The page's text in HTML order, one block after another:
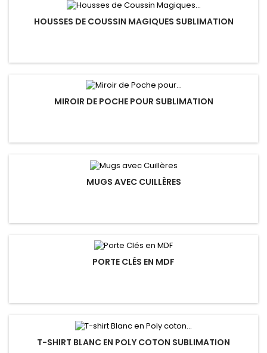
HOUSSES DE COUSSIN MAGIQUES SUBLIMATION
MIROIR DE POCHE POUR SUBLIMATION
MUGS AVEC CUILLÈRES
PORTE CLÉS EN MDF
T-SHIRT BLANC EN POLY COTON SUBLIMATION